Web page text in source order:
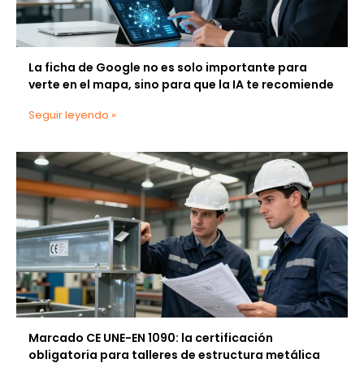
La ficha de Google no es solo importante para
verte en el mapa, sino para que la IA te recomiende
Seguir leyendo »
Marcado CE UNE-EN 1090: la certificación
obligatoria para talleres de estructura metálica